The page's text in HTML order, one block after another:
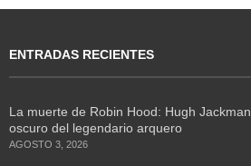
ENTRADAS RECIENTES
La muerte de Robin Hood: Hugh
oscuro del legendario arquero
AGOSTO 3, 2026